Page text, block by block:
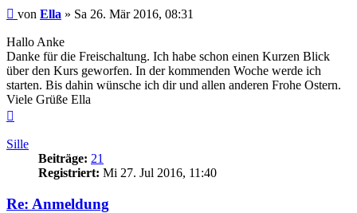
Beitrag
von Ella » Sa 26. Mär 2016, 08:31
Hallo Anke
Danke für die Freischaltung. Ich habe schon einen Kurzen Blick
über den Kurs geworfen. In der kommenden Woche werde ich
starten. Bis dahin wünsche ich dir und allen anderen Frohe Ostern.
Viele Grüße Ella
Sille
Beiträge: 21
Registriert: Mi 27. Jul 2016, 11:40
Re: Anmeldung